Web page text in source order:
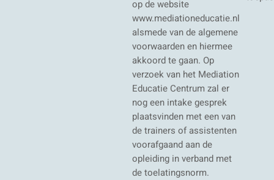
op de website
www.mediationeducatie.nl
alsmede van de algemene
voorwaarden en hiermee
akkoord te gaan. Op
verzoek van het Mediation
Educatie Centrum zal er
nog een intake gesprek
plaatsvinden met een van
de trainers of assistenten
voorafgaand aan de
opleiding in verband met
de toelatingsnorm.